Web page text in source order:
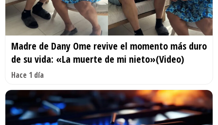
Madre de Dany Ome revive el momento más duro
de su vida: «La muerte de mi nieto»(Video)
Hace 1 día